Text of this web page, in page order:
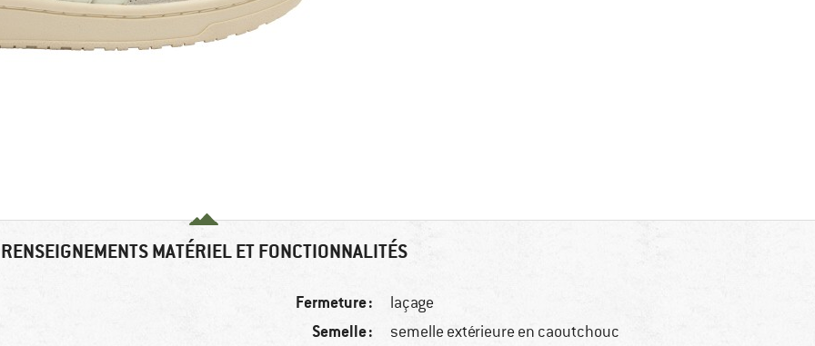
RENSEIGNEMENTS MATÉRIEL ET FONCTIONNALITÉS
Fermeture : laçage
Semelle : semelle extérieure en caoutchouc